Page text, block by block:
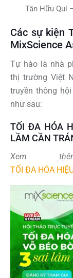
Tân Hữu Quí
Các sự kiện
MixScience
Tự hào là nhà
thị trường Việt
truyền thông
như sau:
TỐI ĐA HÓA
LẦM CẦN
Xem
TỐI ĐA HÓA